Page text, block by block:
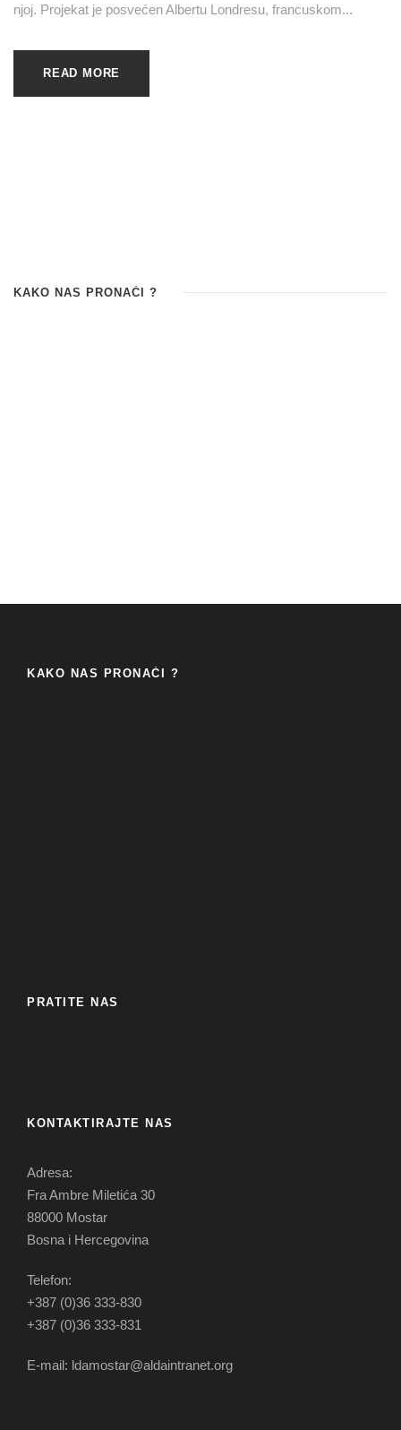
njoj. Projekat je posvećen Albertu Londresu, francuskom...
READ MORE
KAKO NAS PRONAĆI ?
KAKO NAS PRONAĆI ?
PRATITE NAS
KONTAKTIRAJTE NAS
Adresa:
Fra Ambre Miletića 30
88000 Mostar
Bosna i Hercegovina
Telefon:
+387 (0)36 333-830
+387 (0)36 333-831
E-mail: ldamostar@aldaintranet.org